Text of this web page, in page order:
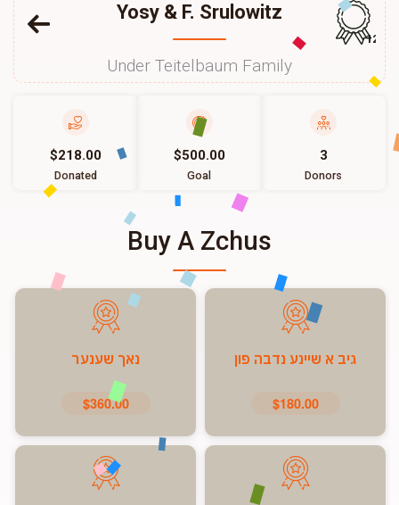
Yosy & F. Srulowitz
Under Teitelbaum Family
125
$218.00
Donated
$500.00
Goal
3
Donors
Buy A Zchus
גיב א שיינע נדבה פון
$180.00
נאך שענער
$360.00